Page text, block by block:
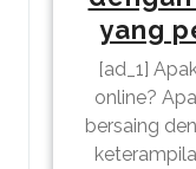
yang
[ad_1]
online?
bersaing